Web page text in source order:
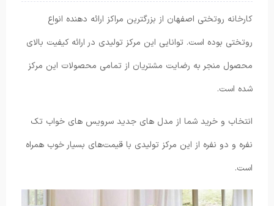
کارخانه روتختی اصفهان از بزرگترین مراکز ارائه دهنده انواع
روتختی بوده است. توانایی این مرکز تولیدی در ارائه کیفیت بالای
محصول منجر به رضایت مشتریان از تمامی محصولات این مرکز
شده است.
انتخاب و خرید شما از مدل های جدید سرویس های خواب تک
نفره و دو نفره از این مرکز تولیدی با قیمت‌های بسیار خوب همراه
است.